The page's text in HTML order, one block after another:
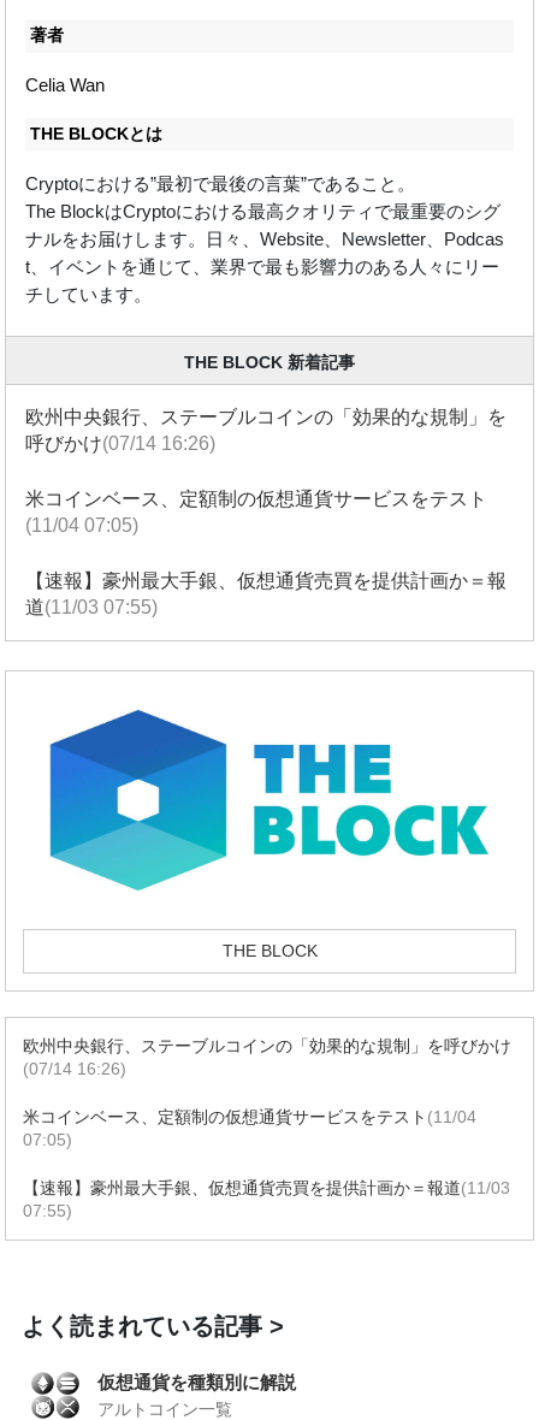
著者
Celia Wan
THE BLOCKとは
Cryptoにおける”最初で最後の言葉”であること。
The BlockはCryptoにおける最高クオリティで最重要のシグ
ナルをお届けします。日々、Website、Newsletter、Podcas
t、イベントを通じて、業界で最も影響力のある人々にリー
チしています。
THE BLOCK 新着記事
欧州中央銀行、ステーブルコインの「効果的な規制」を
呼びかけ(07/14 16:26)
米コインベース、定額制の仮想通貨サービスをテスト
(11/04 07:05)
【速報】豪州最大手銀、仮想通貨売買を提供計画か＝報
道(11/03 07:55)
THE BLOCK
欧州中央銀行、ステーブルコインの「効果的な規制」を呼びかけ
(07/14 16:26)
米コインベース、定額制の仮想通貨サービスをテスト (11/04
07:05)
【速報】豪州最大手銀、仮想通貨売買を提供計画か＝報道(11/03
07:55)
よく読まれている記事
仮想通貨を種類別に解説
アルトコイン一覧